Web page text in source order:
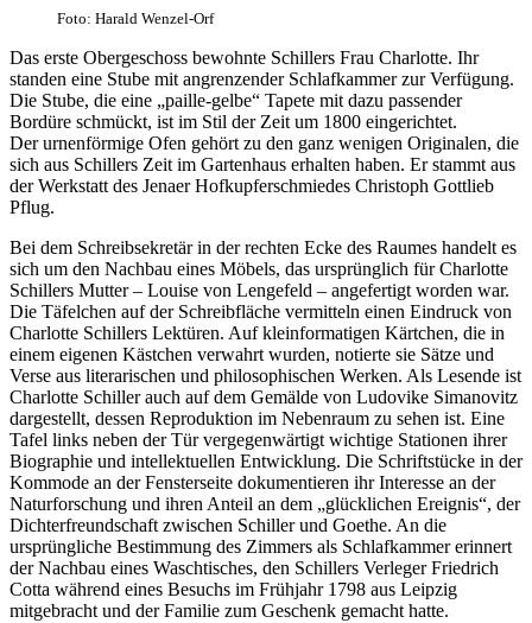
Foto: Harald Wenzel-Orf
Das erste Obergeschoss bewohnte Schillers Frau Charlotte. Ihr
standen eine Stube mit angrenzender Schlafkammer zur Verfügung.
Die Stube, die eine „paille-gelbe“ Tapete mit dazu passender
Bordüre schmückt, ist im Stil der Zeit um 1800 eingerichtet.
Der urnenförmige Ofen gehört zu den ganz wenigen Originalen, die
sich aus Schillers Zeit im Gartenhaus erhalten haben. Er stammt aus
der Werkstatt des Jenaer Hofkupferschmiedes Christoph Gottlieb
Pflug.
Bei dem Schreibsekretär in der rechten Ecke des Raumes handelt es
sich um den Nachbau eines Möbels, das ursprünglich für Charlotte
Schillers Mutter – Louise von Lengefeld – angefertigt worden war.
Die Täfelchen auf der Schreibfläche vermitteln einen Eindruck von
Charlotte Schillers Lektüren. Auf kleinformatigen Kärtchen, die in
einem eigenen Kästchen verwahrt wurden, notierte sie Sätze und
Verse aus literarischen und philosophischen Werken. Als Lesende ist
Charlotte Schiller auch auf dem Gemälde von Ludovike Simanovitz
dargestellt, dessen Reproduktion im Nebenraum zu sehen ist. Eine
Tafel links neben der Tür vergegenwärtigt wichtige Stationen ihrer
Biographie und intellektuellen Entwicklung. Die Schriftstücke in der
Kommode an der Fensterseite dokumentieren ihr Interesse an der
Naturforschung und ihren Anteil an dem „glücklichen Ereignis“, der
Dichterfreundschaft zwischen Schiller und Goethe. An die
ursprüngliche Bestimmung des Zimmers als Schlafkammer erinnert
der Nachbau eines Waschtisches, den Schillers Verleger Friedrich
Cotta während eines Besuchs im Frühjahr 1798 aus Leipzig
mitgebracht und der Familie zum Geschenk gemacht hatte.